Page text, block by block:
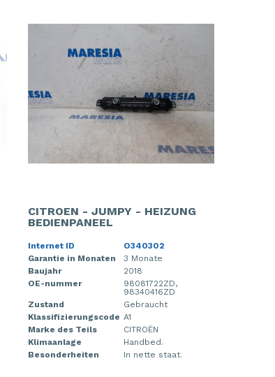
CITROEN - JUMPY - HEIZUNG
BEDIENPANEEL
Internet ID
O340302
Garantie in Monaten
3 Monate
Baujahr
2018
OE-nummer
98081722ZD,
98340416ZD
Zustand
Gebraucht
Klassifizierungscode A1
Marke des Teils
CITROËN
Klimaanlage
Handbed.
Besonderheiten
In nette staat.